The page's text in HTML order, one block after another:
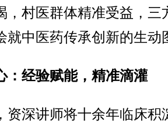
，村医群体精准受益，三
就中医药传承创新的生动
：经验赋能，精准滴灌
深讲师将十余年临床积